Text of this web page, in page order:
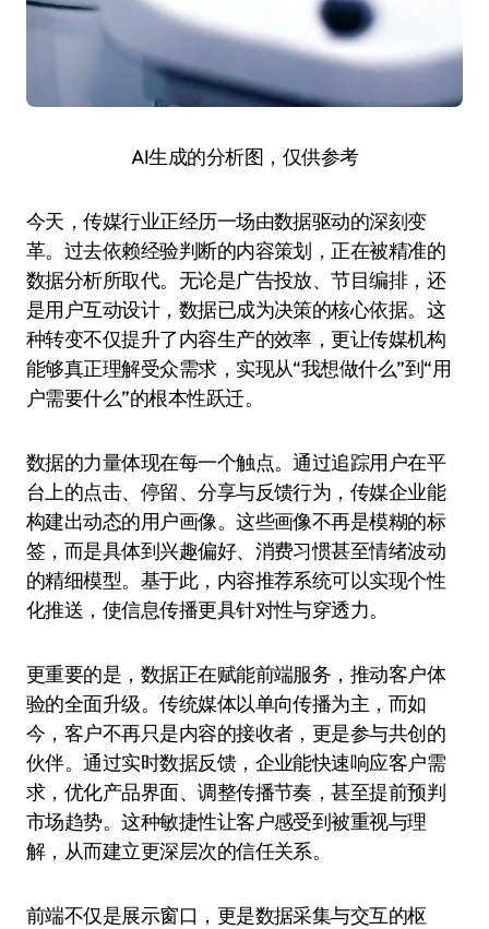
AI生成的分析图，仅供参考
今天，传媒行业正经历一场由数据驱动的深刻变
革。过去依赖经验判断的内容策划，正在被精准的
数据分析所取代。无论是广告投放、节目编排，还
是用户互动设计，数据已成为决策的核心依据。这
种转变不仅提升了内容生产的效率，更让传媒机构
能够真正理解受众需求，实现从“我想做什么”到“用
户需要什么”的根本性跃迁。
数据的力量体现在每一个触点。通过追踪用户在平
台上的点击、停留、分享与反馈行为，传媒企业能
构建出动态的用户画像。这些画像不再是模糊的标
签，而是具体到兴趣偏好、消费习惯甚至情绪波动
的精细模型。基于此，内容推荐系统可以实现个性
化推送，使信息传播更具针对性与穿透力。
更重要的是，数据正在赋能前端服务，推动客户体
验的全面升级。传统媒体以单向传播为主，而如
今，客户不再只是内容的接收者，更是参与共创的
伙伴。通过实时数据反馈，企业能快速响应客户需
求，优化产品界面、调整传播节奏，甚至提前预判
市场趋势。这种敏捷性让客户感受到被重视与理
解，从而建立更深层次的信任关系。
前端不仅是展示窗口，更是数据采集与交互的枢